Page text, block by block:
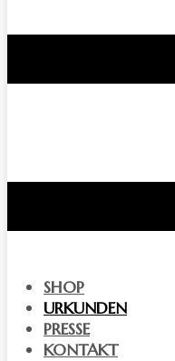
SHOP
URKUNDEN
PRESSE
KONTAKT